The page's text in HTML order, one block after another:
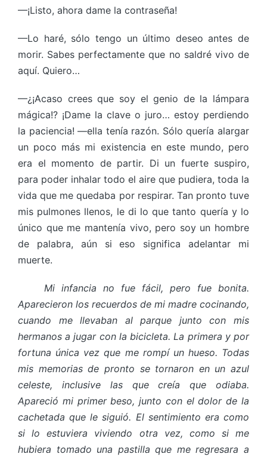
—¡Listo, ahora dame la contraseña!
—Lo haré, sólo tengo un último deseo antes de
morir. Sabes perfectamente que no saldré vivo de
aquí. Quiero…
—¿¡Acaso crees que soy el genio de la lámpara
mágica!? ¡Dame la clave o juro… estoy perdiendo
la paciencia! —ella tenía razón. Sólo quería alargar
un poco más mi existencia en este mundo, pero
era el momento de partir. Di un fuerte suspiro,
para poder inhalar todo el aire que pudiera, toda la
vida que me quedaba por respirar. Tan pronto tuve
mis pulmones llenos, le di lo que tanto quería y lo
único que me mantenía vivo, pero soy un hombre
de palabra, aún si eso significa adelantar mi
muerte.
Mi infancia no fue fácil, pero fue bonita.
Aparecieron los recuerdos de mi madre cocinando,
cuando me llevaban al parque junto con mis
hermanos a jugar con la bicicleta. La primera y por
fortuna única vez que me rompí un hueso. Todas
mis memorias de pronto se tornaron en un azul
celeste, inclusive las que creía que odiaba.
Apareció mi primer beso, junto con el dolor de la
cachetada que le siguió. El sentimiento era como
si lo estuviera viviendo otra vez, como si me
hubiera tomado una pastilla que me regresara a